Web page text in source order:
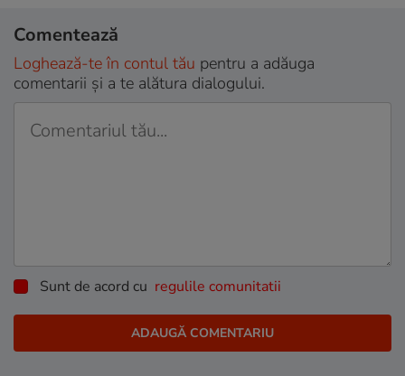
Comentează
Loghează-te în contul tău pentru a adăuga
comentarii și a te alătura dialogului.
Sunt de acord cu regulile comunitatii